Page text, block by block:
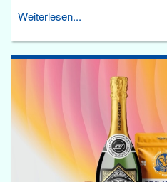
Weiterlesen...